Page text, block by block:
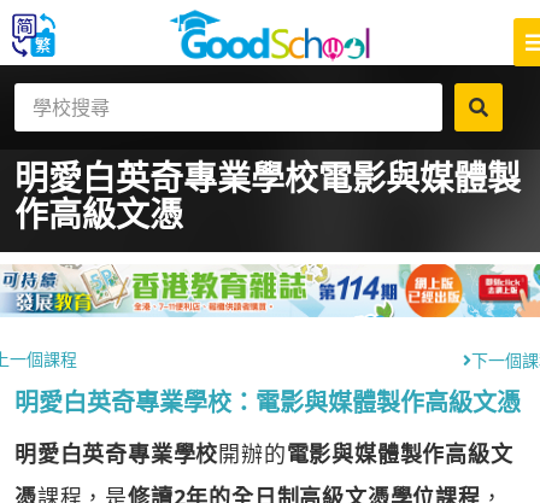
明愛白英奇專業學校電影與媒體製
作高級文憑
一個課程 下一個
明愛白英奇專業學校：電影與媒體製作高級文憑
明愛白英奇專業學校開辦的電影與媒體製作高級文